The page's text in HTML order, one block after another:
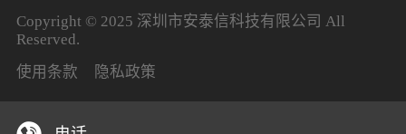
Copyright © 2025 深圳市安泰信科技有限公司 All
Reserved.
使用条款
隐私政策